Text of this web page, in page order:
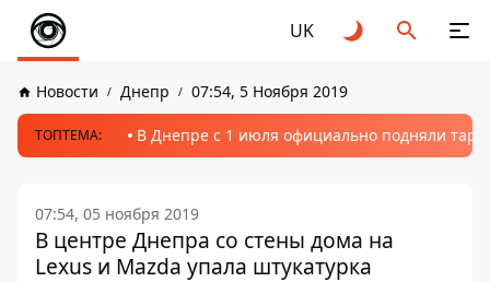
UK
Новости Днепр 07:54, 5 Ноября 2019
ТОПТЕМА: В Днепре с 1 июля официально подняли
07:54, 05 ноября 2019
В центре Днепра со стены дома на
Lexus и Mazda упала штукатурка